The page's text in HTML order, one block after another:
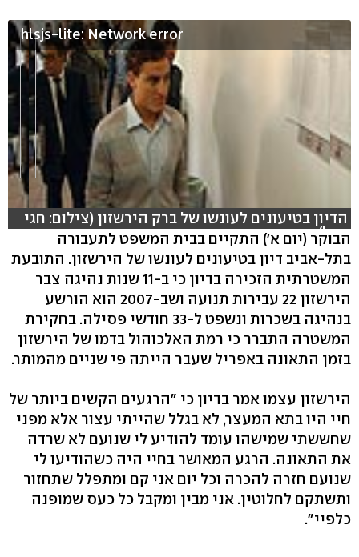
hlsjs-lite: Network error
הדיון בטיעונים לעונשו של ברק הירשזון (צילום: חגי
דקל)
הבוקר (יום א') התקיים בבית המשפט לתעבורה
בתל-אביב דיון בטיעונים לעונשו של הירשזון. התובעת
המשטרתית הזכירה בדיון כי ב-11 שנות נהיגה צבר
הירשזון 22 עבירות תנועה ושב-2007 הוא הורשע
בנהיגה בשכרות ונשפט ל-33 חודשי פסילה. בחקירת
המשטרה התברר כי רמת האלכוהול בדמו של הירשזון
בזמן התאונה באפריל שעבר הייתה פי שניים מהמותר.
הירשזון עצמו אמר בדיון כי "הרגעים הקשים ביותר של
חיי היו בתא המעצר, לא בגלל שהייתי עצור אלא מפני
שחששתי שמישהו עומד להודיע לי שנועם לא שרדה
את התאונה. הרגע המאושר בחיי היה כשהודיעו לי
שנועם חזרה להכרה וכל יום אני קם ומתפלל שתחזור
ותשתקם לחלוטין. אני מבין ומקבל כל כעס שמופנה
כלפיי".